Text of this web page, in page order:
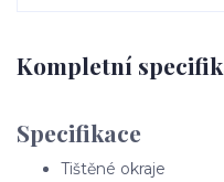
Kompletní
Specifikace
Tištěné okraje